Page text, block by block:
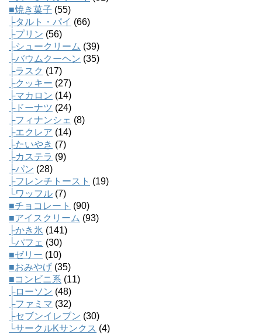
■焼き菓子 (55)
├タルト・パイ (66)
├プリン (56)
├シュークリーム (39)
├バウムクーヘン (35)
├ラスク (17)
├クッキー (27)
├マカロン (14)
├ドーナツ (24)
├フィナンシェ (8)
├エクレア (14)
├たいやき (7)
├カステラ (9)
├パン (28)
├フレンチトースト (19)
└ワッフル (7)
■チョコレート (90)
■アイスクリーム (93)
├かき氷 (141)
└パフェ (30)
■ゼリー (10)
■おみやげ (35)
■コンビニ系 (11)
├ローソン (48)
├ファミマ (32)
├セブンイレブン (30)
└サークルKサンクス (4)